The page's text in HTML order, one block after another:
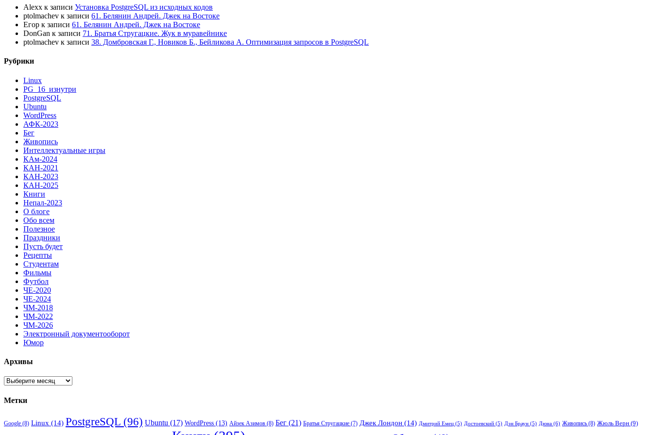
Alexx к записи Установка PostgreSQL из исходных кодов
ptolmachev к записи 61. Белянин Андрей. Джек на Востоке
Егор к записи 61. Белянин Андрей. Джек на Востоке
DonGan к записи 71. Братья Стругацкие. Жук в муравейнике
ptolmachev к записи 38. Домбровская Г., Новиков Б., Бейликова А. Оптимизация запросов в PostgreSQL
Рубрики
Linux
PG_16_изнутри
PostgreSQL
Ubuntu
WordPress
АФК-2023
Бег
Живопись
Интеллектуальные игры
КАм-2024
КАН-2021
КАН-2023
КАН-2025
Книги
Непал-2023
О блоге
Обо всем
Полезное
Праздники
Пусть будет
Рецепты
Студентам
Фильмы
Футбол
ЧЕ-2020
ЧЕ-2024
ЧМ-2018
ЧМ-2022
ЧМ-2026
Электронный документооборот
Юмор
Архивы
Архивы
Метки
Google (8) Linux (14) PostgreSQL (96) Ubuntu (17) WordPress (13) Айзек Азимов (8) Бег (21) Братья Стругацкие (7) Джек Лондон (14) Дмитрий Емец (5) Достоевский (5) Дэн Браун (5) Дюна (6) Живопись (8) Жюль Верн (9)